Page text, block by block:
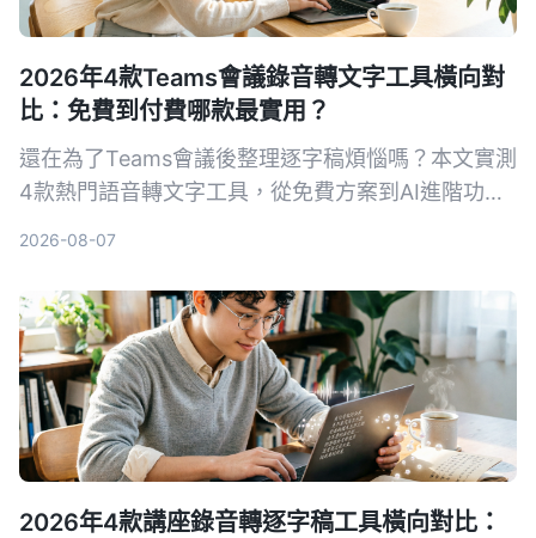
2026年4款Teams會議錄音轉文字工具橫向對
比：免費到付費哪款最實用？
還在為了Teams會議後整理逐字稿煩惱嗎？本文實測
4款熱門語音轉文字工具，從免費方案到AI進階功能
2026-08-07
2026年4款講座錄音轉逐字稿工具橫向對比：